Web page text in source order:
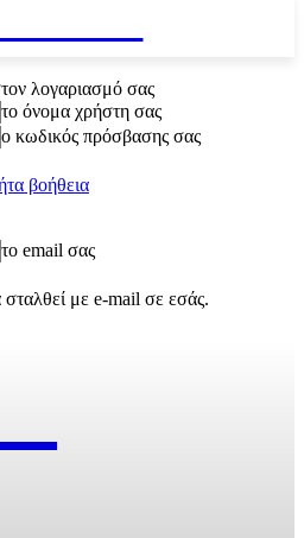
λογαριασμό σας
το όνομα χρήστη σας
ο κωδικός πρόσβασης σας
βοήθεια
το email σας
με e-mail σε εσάς.